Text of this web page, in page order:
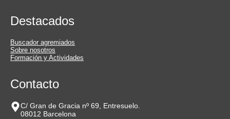
Destacados
Buscador agremiados
Sobre nosotros
Formación y Actividades
Contacto
C/ Gran de Gracia nº 69, Entresuelo.
08012 Barcelona